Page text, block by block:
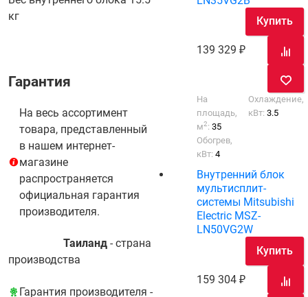
кг
Гарантия
На весь ассортимент
товара, представленный
в нашем интернет-
магазине
распространяется
официальная гарантия
производителя.
Таиланд - cтрана
производства
Гарантия производителя -
139 329
Купить
На
площадь,
м2:35
Охлаждение,
кВт:3.5
Обогрев,
кВт:4
Внутренний блок
мультисплит-
системы Mitsubishi
Electric MSZ-
LN50VG2W
159 304
Купить